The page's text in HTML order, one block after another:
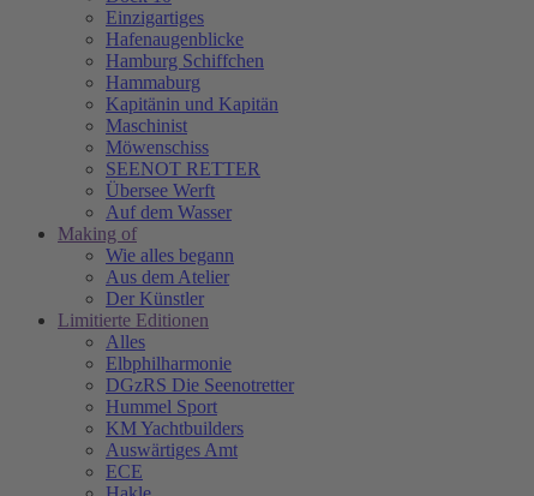
Einzigartiges
Hafenaugen­blicke
Hamburg Schiffchen
Hammaburg
Kapitänin und Kapitän
Maschinist
Möwenschiss
SEENOT RETTER
Übersee Werft
Auf dem Wasser
Making of
Wie alles begann
Aus dem Atelier
Der Künstler
Limitierte Editionen
Alles
Elbphilharmonie
DGzRS Die Seenotretter
Hummel Sport
KM Yachtbuilders
Auswärtiges Amt
ECE